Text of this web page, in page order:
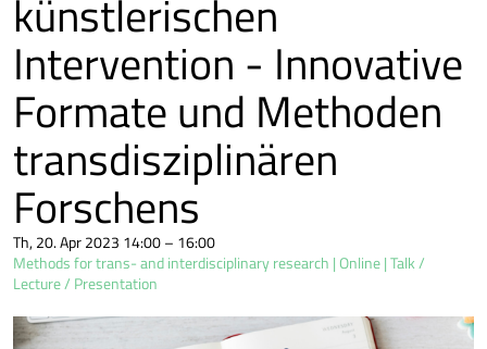
künstlerischen
Intervention - Innovative
Formate und Methoden
transdisziplinären
Forschens
Th, 20. Apr 2023 14:00 – 16:00
Methods for trans- and interdisciplinary research Online Talk /
Lecture / Presentation